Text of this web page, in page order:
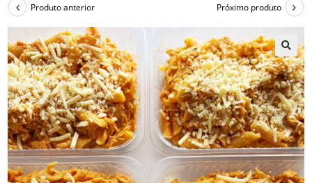
Produto anterior Próximo produto
🔍